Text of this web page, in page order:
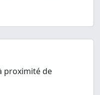
proximité de